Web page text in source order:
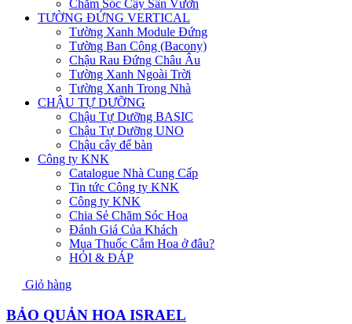
Chăm Sóc Cây Sân Vườn
TƯỜNG ĐỨNG VERTICAL
Tường Xanh Module Đứng
Tường Ban Công (Bacony)
Chậu Rau Đứng Châu Âu
Tường Xanh Ngoài Trời
Tường Xanh Trong Nhà
CHẬU TỰ DƯỠNG
Chậu Tự Dưỡng BASIC
Chậu Tự Dưỡng UNO
Chậu cây để bàn
Công ty KNK
Catalogue Nhà Cung Cấp
Tin tức Công ty KNK
Công ty KNK
Chia Sẻ Chăm Sóc Hoa
Đánh Giá Của Khách
Mua Thuốc Cắm Hoa ở đâu?
HỎI & ĐÁP
Giỏ hàng
BẢO QUẢN HOA ISRAEL